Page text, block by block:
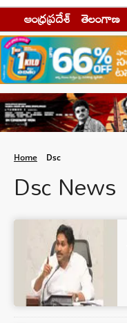
ఆంధ్రప్రదేశ్ తెలంగాణ
Home Dsc
Dsc News